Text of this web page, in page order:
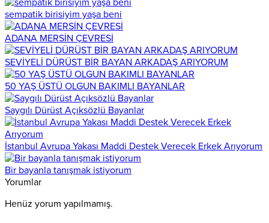
sempatik birisiyim yaşa beni
ADANA MERSİN ÇEVRESİ
SEVİYELİ DÜRÜST BİR BAYAN ARKADAŞ ARIYORUM
50 YAŞ ÜSTÜ OLGUN BAKIMLI BAYANLAR
Saygılı Dürüst Açıksözlü Bayanlar
İstanbul Avrupa Yakası Maddi Destek Verecek Erkek Arıyorum
Bir bayanla tanışmak istiyorum
Yorumlar
Henüz yorum yapılmamış.